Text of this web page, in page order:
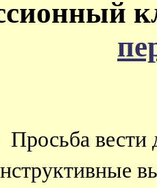
Просьба вести